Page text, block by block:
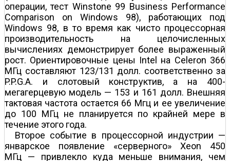
операции, тест Winstone 99 Business Performance
Comparison on Windows 98), работающих под
Windows 98, в то время как чисто процессорная
производительность на целочисленных
вычислениях демонстрирует более выраженный
рост. Ориентировочные цены Intel на Celeron 366
МГц составляют 123/131 долл. соответственно за
P.P.G.A. и слотовый конструктив, а на 400-
мегагерцевую модель — 153 и 161 долл. Внешняя
тактовая частота остается 66 Мгц и ее увеличение
до 100 МГц не планируется по крайней мере в
течение этого года.
Второе событие в процессорной индустрии —
январское появление «серверного» Xeon 450
МГц — привлекло куда меньше внимания, чем